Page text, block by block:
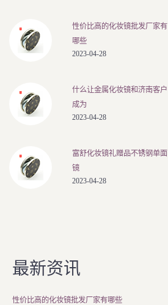
性价比高的化妆镜批发厂家有
哪些
2023-04-28
什么让金属化妆镜和济南客户
成为
2023-04-28
富舒化妆镜礼赠品不锈钢单面
镜
2023-04-28
最新资讯
性价比高的化妆镜批发厂家有哪些